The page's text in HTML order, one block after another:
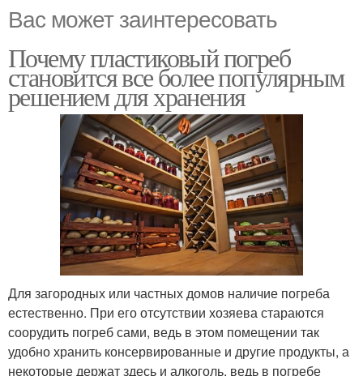
Вас может заинтересовать
Почему пластиковый погреб
становится все более популярным
решением для хранения
Для загородных или частных домов наличие погреба
естественно. При его отсутствии хозяева стараются
соорудить погреб сами, ведь в этом помещении так
удобно хранить консервированные и другие продукты, а
некоторые держат здесь и алкоголь, ведь в погребе